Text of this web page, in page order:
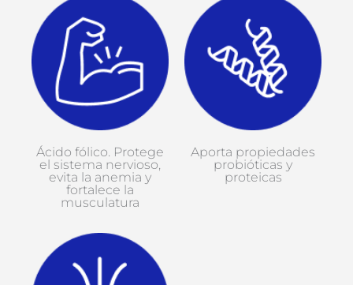
Ácido fólico. Protege
el sistema nervioso,
evita la anemia y
fortalece la
musculatura
Aporta propiedades
probióticas y
proteicas